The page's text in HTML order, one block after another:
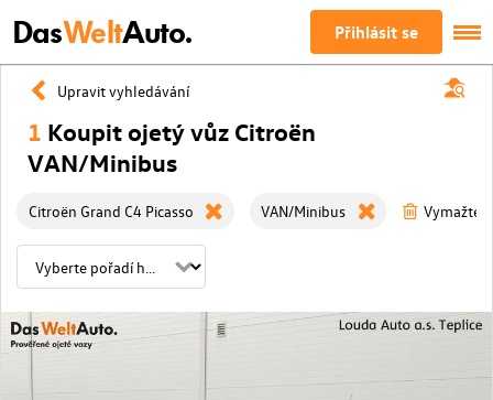
DasWeltAuto. Přihlásit se
Upravit vyhledávání
1 Koupit ojetý vůz Citroën
VAN/Minibus
Citroën Grand C4 Picasso VAN/Minibus Vymažte